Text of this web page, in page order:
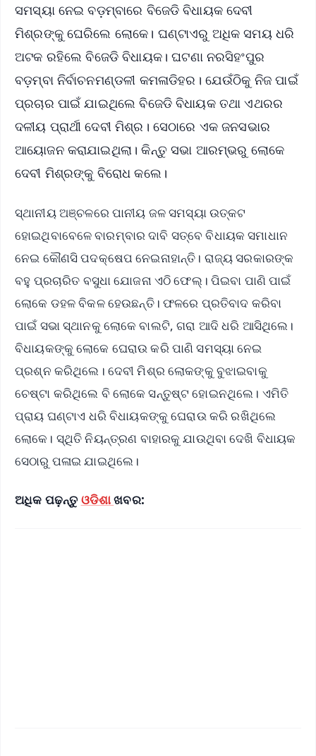
ସମସ୍ୟା ନେଇ ବଡ଼ମ୍ବାରେ ବିଜେଡି ବିଧାୟକ ଦେବୀ
ମିଶ୍ରଙ୍କୁ ଘେରିଲେ ଲୋକେ। ଘଣ୍ଟାଏରୁ ଅଧିକ ସମୟ ଧରି
ଅଟକ ରହିଲେ ବିଜେଡି ବିଧାୟକ। ଘଟଣା ନରସିହଂପୁର
ବଡ଼ମ୍ବା ନିର୍ବାଚନମଣ୍ଡଳୀ କମଳାଡିହର। ଯେଉଁଠିକୁ ନିଜ ପାଇଁ
ପ୍ରଚାର ପାଇଁ ଯାଇଥିଲେ ବିଜେଡି ବିଧାୟକ ତଥା ଏଥରର
ଦଳୀୟ ପ୍ରାର୍ଥୀ ଦେବୀ ମିଶ୍ର। ସେଠାରେ ଏକ ଜନସଭାର
ଆୟୋଜନ କରାଯାଇଥିଲା। କିନ୍ତୁ ସଭା ଆରମ୍ଭରୁ ଲୋକେ
ଦେବୀ ମିଶ୍ରଙ୍କୁ ବିରୋଧ କଲେ।
ସ୍ଥାନୀୟ ଅଞ୍ଚଳରେ ପାନୀୟ ଜଳ ସମସ୍ୟା ଉତ୍କଟ
ହୋଇଥିବାବେଳେ ବାରମ୍ବାର ଦାବି ସତ୍ବେ ବିଧାୟକ ସମାଧାନ
ନେଇ କୌଣସି ପଦକ୍ଷେପ ନେଇନାହାନ୍ତି। ରାଜ୍ୟ ସରକାରଙ୍କ
ବହୁ ପ୍ରଚାରିତ ବସୁଧା ଯୋଜନା ଏଠି ଫେଲ୍। ପିଇବା ପାଣି ପାଇଁ
ଲୋକେ ଡହଳ ବିକଳ ହେଉଛନ୍ତି। ଫଳରେ ପ୍ରତିବାଦ କରିବା
ପାଇଁ ସଭା ସ୍ଥାନକୁ ଲୋକେ ବାଲଟି, ଗରା ଆଦି ଧରି ଆସିଥିଲେ।
ବିଧାୟକଙ୍କୁ ଲୋକେ ଘେରାଉ କରି ପାଣି ସମସ୍ୟା ନେଇ
ପ୍ରଶ୍ନ କରିଥିଲେ। ଦେବୀ ମିଶ୍ର ଲୋକଙ୍କୁ ବୁଝାଇବାକୁ
ଚେଷ୍ଟା କରିଥିଲେ ବି ଲୋକେ ସନ୍ତୁଷ୍ଟ ହୋଇନଥିଲେ। ଏମିତି
ପ୍ରାୟ ଘଣ୍ଟାଏ ଧରି ବିଧାୟକଙ୍କୁ ଘେରାଉ କରି ରଖିଥିଲେ
ଲୋକେ। ସ୍ଥିତି ନିୟନ୍ତ୍ରଣ ବାହାରକୁ ଯାଉଥିବା ଦେଖି ବିଧାୟକ
ସେଠାରୁ ପଳାଇ ଯାଇଥିଲେ।
ଅଧିକ ପଢ଼ନ୍ତୁ ଓଡିଶାଖବର: